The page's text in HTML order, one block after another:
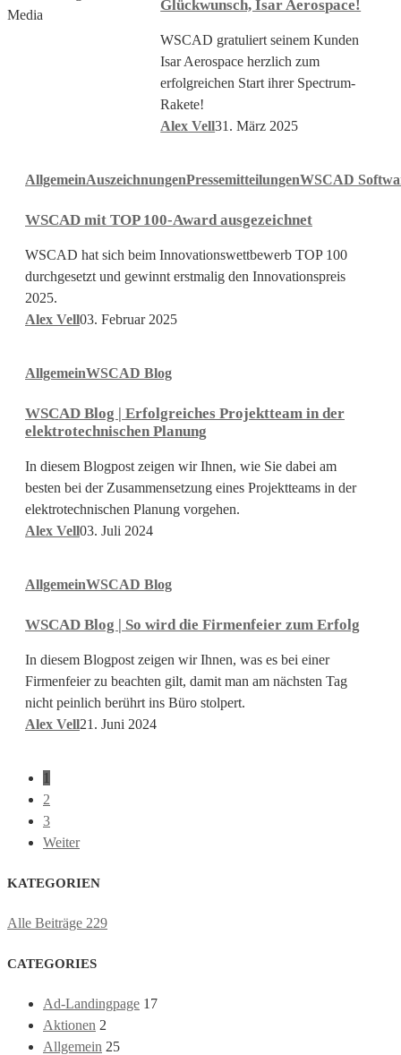
Glückwunsch, Isar Aerospace!
WSCAD gratuliert seinem Kunden
Isar Aerospace herzlich zum
erfolgreichen Start ihrer Spectrum-
Rakete!
Alex Vell31. März 2025
100-
Award
ausgezeichnet
AllgemeinAuszeichnungenPressemitteilungenWSCAD
WSCAD mit TOP 100-Award ausgezeichnet
WSCAD hat sich beim Innovationswettbewerb TOP 100
durchgesetzt und gewinnt erstmalig den Innovationspreis
2025.
Alex Vell03. Februar 2025
Blog
Erfolgreiches
elektrotechnischen
Planung
AllgemeinWSCAD Blog
WSCAD Blog | Erfolgreiches Projektteam in der
elektrotechnischen Planung
In diesem Blogpost zeigen wir Ihnen, wie Sie dabei am
besten bei der Zusammensetzung eines Projektteams in der
elektrotechnischen Planung vorgehen.
Alex Vell03. Juli 2024
Blog
wird
Firmenfeier
zum
AllgemeinWSCAD Blog
WSCAD Blog | So wird die Firmenfeier zum Erfolg
In diesem Blogpost zeigen wir Ihnen, was es bei einer
Firmenfeier zu beachten gilt, damit man am nächsten Tag
nicht peinlich berührt ins Büro stolpert.
Alex Vell21. Juni 2024
1
2
3
Weiter
KATEGORIEN
Alle Beiträge 229
CATEGORIES
Ad-Landingpage 17
Aktionen 2
Allgemein 25